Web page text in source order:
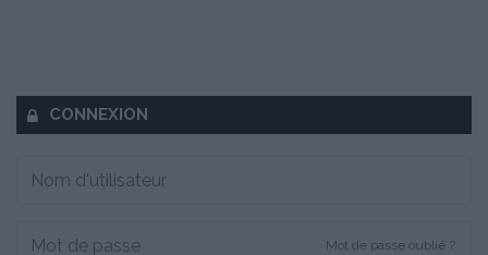
CONNEXION
Mot de passe oublié ?